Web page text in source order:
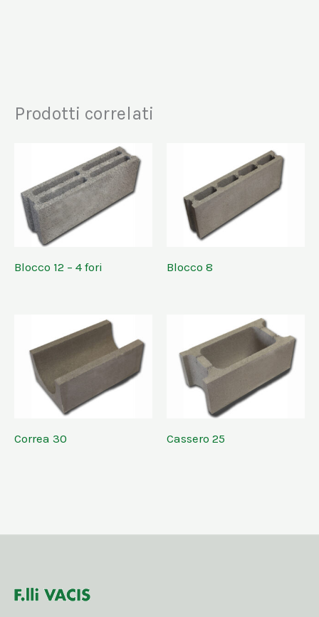
Prodotti correlati
Blocco 12 – 4 fori Blocco 8
Correa 30 Cassero 25